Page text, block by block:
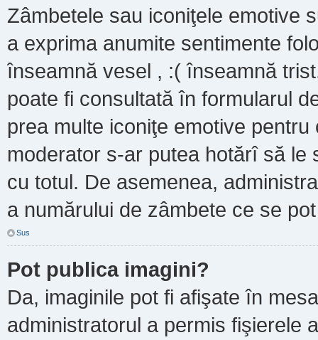
Zâmbetele sau iconiţele emotive
a exprima anumite sentimente
înseamnă vesel , :( înseamnă
poate fi consultată în formularul
prea multe iconiţe emotive
moderator s-ar putea hotărî să
cu totul. De asemenea,
a numărului de zâmbete ce se
Sus
Pot publica imagini?
Da, imaginile pot fi afişate în
administratorul a permis fişierele